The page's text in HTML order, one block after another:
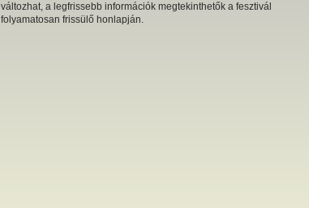
változhat, a legfrissebb információk megtekinthetők a fesztivál
folyamatosan frissülő honlapján.